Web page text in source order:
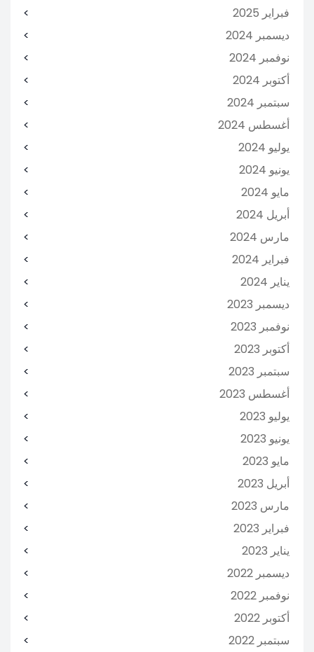
فبراير 2025
ديسمبر 2024
نوفمبر 2024
أكتوبر 2024
سبتمبر 2024
أغسطس 2024
يوليو 2024
يونيو 2024
مايو 2024
أبريل 2024
مارس 2024
فبراير 2024
يناير 2024
ديسمبر 2023
نوفمبر 2023
أكتوبر 2023
سبتمبر 2023
أغسطس 2023
يوليو 2023
يونيو 2023
مايو 2023
أبريل 2023
مارس 2023
فبراير 2023
يناير 2023
ديسمبر 2022
نوفمبر 2022
أكتوبر 2022
سبتمبر 2022